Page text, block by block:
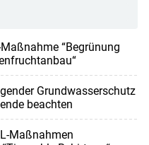
“Begrünung
Grundwasserschutz
beachten
Maßnahmen